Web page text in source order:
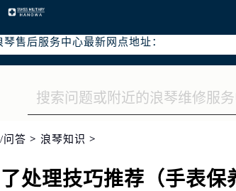
尔滨市浪琴官方售后客户服务热线：400-995-
琴售后服务中心最新网点地址：
区友谊西路600号富力中心T2座写字楼29层03
滨市道里区友谊西路600号富力中心T2座写
问答 > 浪琴知识 >
处理技巧推荐（手表保